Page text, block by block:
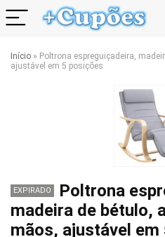
Início » Poltrona espreguiçadeira,
ajustável em 5 posições
EXPIRADO
Poltrona
madeira de bétulo,
mãos, ajustável em